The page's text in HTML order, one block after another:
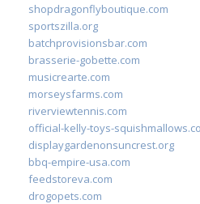
shopdragonflyboutique.com
sportszilla.org
batchprovisionsbar.com
brasserie-gobette.com
musicrearte.com
morseysfarms.com
riverviewtennis.com
official-kelly-toys-
displaygardenonsuncrest.org
bbq-empire-usa.com
feedstoreva.com
drogopets.com